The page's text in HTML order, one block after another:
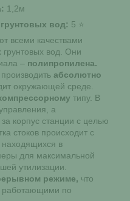
1,2м
вод: 5
всеми качествами
грунтовых вод. Они
– полипропилена.
абсолютно
окружающей среде.
типу. В
а
корпус станции с целью
стоков происходит с
находящихся в
для максимальной
утилизации.
режиме, что
работающими по